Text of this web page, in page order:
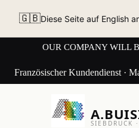
🇬🇧Diese Seite auf English
OUR COMPANY WILL
Französischer Kundendienst ·
SIEBDRUCK